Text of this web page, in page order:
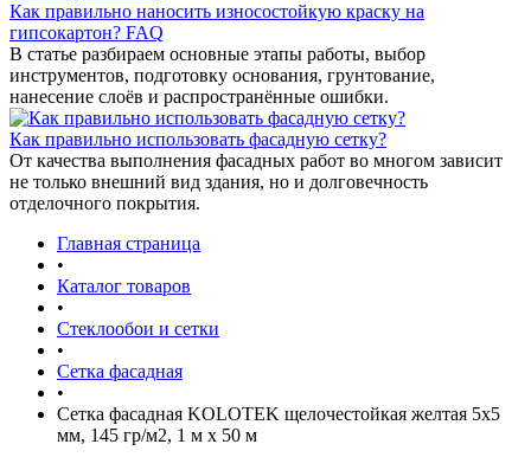
Как правильно наносить износостойкую краску на
гипсокартон? FAQ
В статье разбираем основные этапы работы, выбор
инструментов, подготовку основания, грунтование,
нанесение слоёв и распространённые ошибки.
Как правильно использовать фасадную сетку?
От качества выполнения фасадных работ во многом зависит
не только внешний вид здания, но и долговечность
отделочного покрытия.
Главная страница
•
Каталог товаров
•
Стеклообои и сетки
•
Сетка фасадная
•
Сетка фасадная KOLOTEK щелочестойкая желтая 5х5
мм, 145 гр/м2, 1 м х 50 м